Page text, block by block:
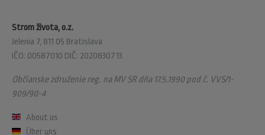
Strom života, o.z.
Jelenia 7, 811 05 Bratislava
IČO: 00587010 DIČ: 2020830713
Občianske združenie reg. na MV SR dňa 17.5.1990 pod č. VVS/1-
909/90-4
About us
Über uns